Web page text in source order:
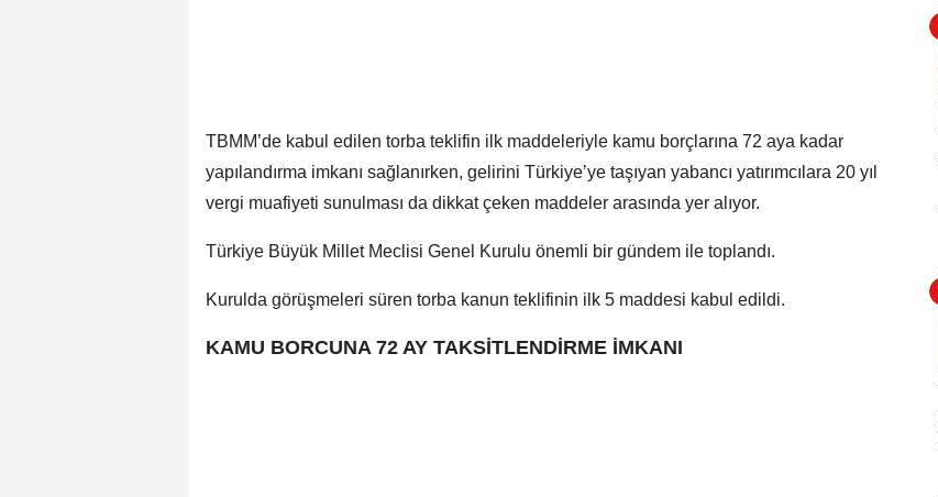
TBMM’de kabul edilen torba teklifin ilk maddeleriyle kamu borçlarına 72 aya kadar
yapılandırma imkanı sağlanırken, gelirini Türkiye’ye taşıyan yabancı yatırımcılara 20 yıl
vergi muafiyeti sunulması da dikkat çeken maddeler arasında yer alıyor.
Türkiye Büyük Millet Meclisi Genel Kurulu önemli bir gündem ile toplandı.
Kurulda görüşmeleri süren torba kanun teklifinin ilk 5 maddesi kabul edildi.
KAMU BORCUNA 72 AY TAKSİTLENDİRME İMKANI